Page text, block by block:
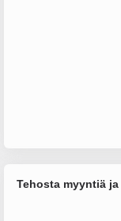
Tehosta myyntiä